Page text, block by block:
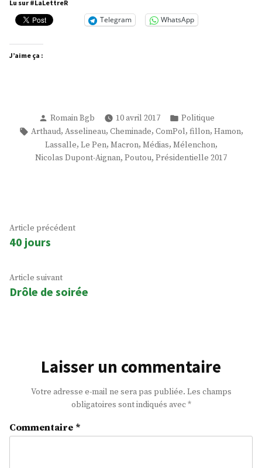
Lu sur #LaLettreR
Telegram WhatsApp
J’aime ça :
Publié
par
Romain Bgb 10 avril 2017
Publié
dans
Politique
Étiquettes :
Arthaud, Asselineau, Cheminade, ComPol, fillon, Hamon,
Lassalle, Le Pen, Macron, Médias, Mélenchon,
Nicolas Dupont-Aignan, Poutou, Présidentielle 2017
Navigation
de
Article précédentArticle
40 jours
Article suivantArticle
suivant
Drôle de soirée
Laisser un commentaire
Votre adresse e-mail ne sera pas publiée. Les champs
obligatoires sont indiqués avec*
Commentaire *